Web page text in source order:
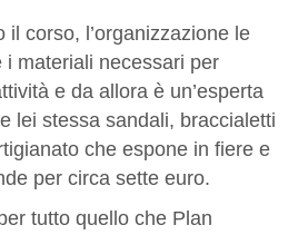
il corso, l’organizzazione le
materiali necessari per
e da allora è un’esperta
lei stessa sandali, braccialetti
che espone in fiere e
per circa sette euro.
tutto quello che Plan